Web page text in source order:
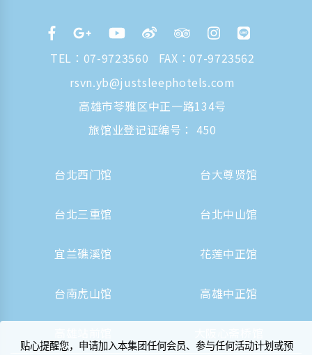
TEL： 07-9723560
FAX：07-9723562
rsvn.yb@justsleephotels.com
高雄市苓雅区中正一路134号
旅馆业登记证编号： 450
台北西门馆 台大尊贤馆
台北三重馆 台北中山馆
宜兰礁溪馆 花莲中正馆
台南虎山馆 高雄中正馆
贴心提醒您，申请加入本集团任何会员、参与任何活动计划或预